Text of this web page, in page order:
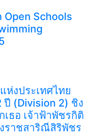
Open Schools
งประเทศไทย
ปี (Division 2) ชิง
เธอ เจ้าฟ้าพัชรกิติ
ราชสาริณีสิริพัชร